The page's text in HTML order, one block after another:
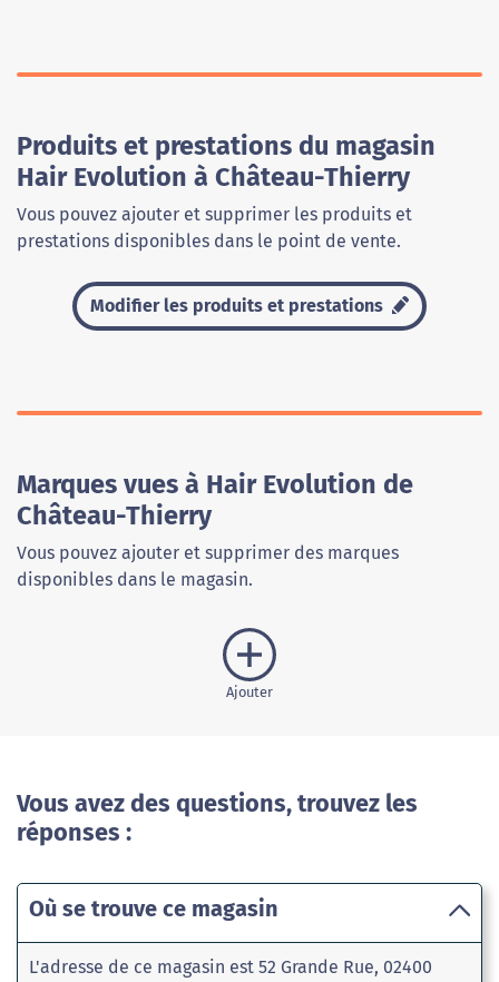
Produits et prestations du magasin
Hair Evolution à Château-Thierry
Vous pouvez ajouter et supprimer les produits et
prestations disponibles dans le point de vente.
Modifier les produits et prestations
Marques vues à Hair Evolution de
Château-Thierry
Vous pouvez ajouter et supprimer des marques
disponibles dans le magasin.
Ajouter
Vous avez des questions, trouvez les
réponses :
Où se trouve ce magasin
L'adresse de ce magasin est 52 Grande Rue, 02400